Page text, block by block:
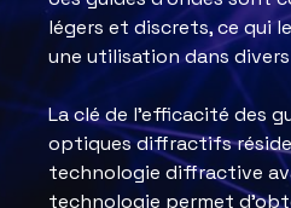
légers et discrets, ce qui
une utilisation dans
La clé de l'efficacité des
optiques diffractifs
technologie diffractive
technologie permet